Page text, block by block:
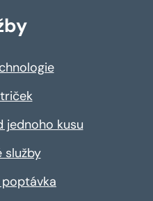
jednoho kusu
služby
poptávka